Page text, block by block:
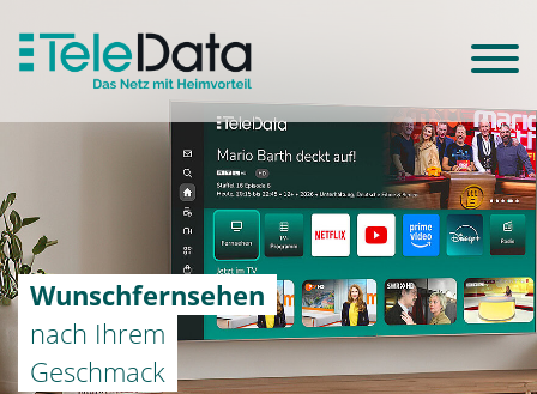
Wunschfernsehen
nach Ihrem
Geschmack